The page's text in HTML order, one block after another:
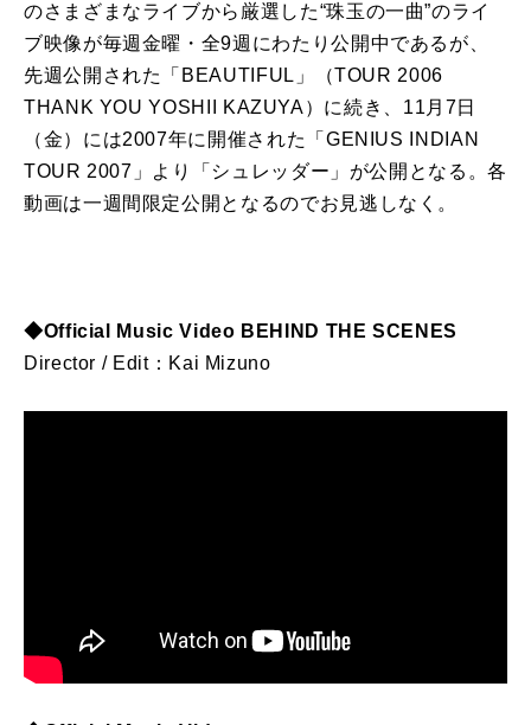
のさまざまなライブから厳選した“珠玉の一曲”のライ
ブ映像が毎週金曜・全9週にわたり公開中であるが、
先週公開された「BEAUTIFUL」（TOUR 2006
THANK YOU YOSHII KAZUYA）に続き、11月7日
（金）には2007年に開催された「GENIUS INDIAN
TOUR 2007」より「シュレッダー」が公開となる。各
動画は一週間限定公開となるのでお見逃しなく。
◆Official Music Video BEHIND THE SCENES
Director / Edit：Kai Mizuno